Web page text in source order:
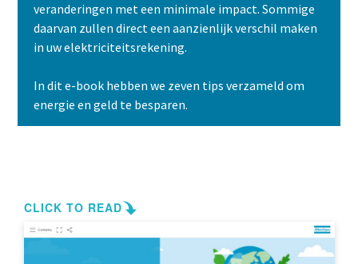
veranderingen met een minimale impact. Sommige
daarvan zullen direct een aanzienlijk verschil maken
in uw elektriciteitsrekening.
In dit e-book hebben we zeven tips verzameld om
energie en geld te besparen.